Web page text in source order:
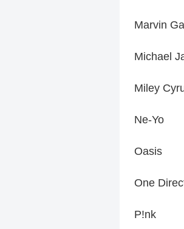
Marvin
Michael
Miley
Ne-Yo
Oasis
One
P!nk